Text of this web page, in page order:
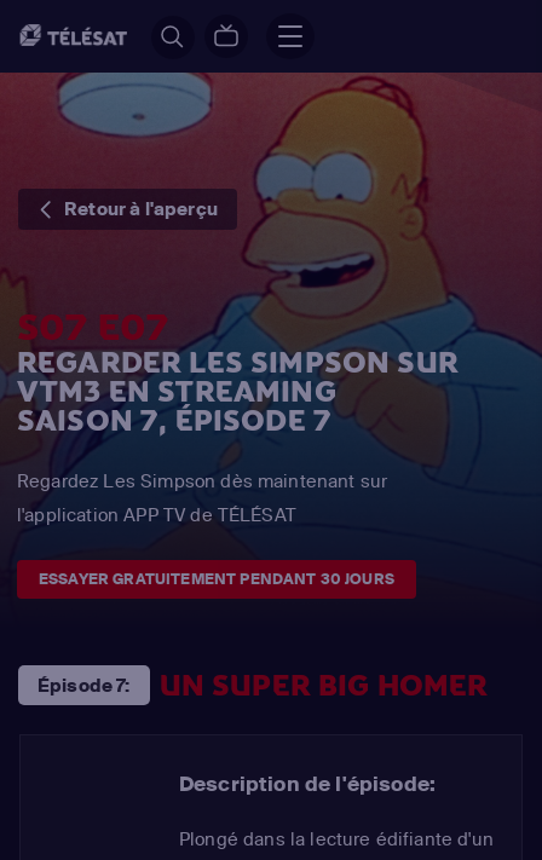
Retour à l'aperçu
S07 E07
REGARDER LES SIMPSON SUR
VTM3 EN STREAMING
SAISON 7, ÉPISODE 7
Regardez Les Simpson dès maintenant sur
l'application APP TV de TÉLÉSAT
ESSAYER GRATUITEMENT PENDANT 30 JOURS
Épisode 7: UN SUPER BIG HOMER
Description de l'épisode:
Plongé dans la lecture édifiante d'un